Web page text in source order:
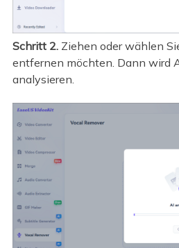
Schritt 2.Ziehen oder wählen
entfernen möchten. Dann wird
analysieren.